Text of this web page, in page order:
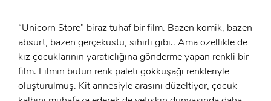
“Unicorn Store” biraz tuhaf bir film. Bazen komik, bazen
absürt, bazen gerçeküstü, sihirli gibi.. Ama özellikle de
kız çocuklarının yaratıclığına gönderme yapan renkli bir
film. Filmin bütün renk paleti gökkuşağı renkleriyle
oluşturulmuş. Kit annesiyle arasını düzeltiyor, çocuk